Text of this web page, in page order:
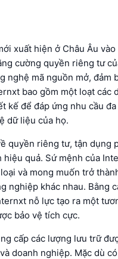
xuất hiện ở Châu Âu
cường quyền riêng tư
nghệ mã nguồn mở, đảm
bao gồm một loạt các
kế để đáp ứng nhu cầu
dữ liệu của họ.
quyền riêng tư, tận dụng
quả. Sứ mệnh của
và mong muốn trở
nghiệp khác nhau. Bằng
nỗ lực tạo ra một
bảo vệ tích cực.
cấp các lượng lưu trữ
doanh nghiệp. Mặc dù